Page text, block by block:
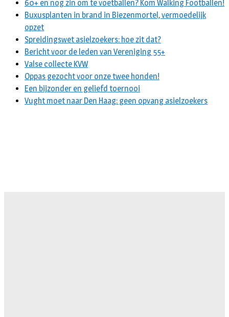
60+ en nog zin om te voetballen? Kom Walking Footballen!
Buxusplanten in brand in Biezenmortel, vermoedelijk
opzet
Spreidingswet asielzoekers: hoe zit dat?
Bericht voor de leden van Vereniging 55+
Valse collecte KVW
Oppas gezocht voor onze twee honden!
Een bijzonder en geliefd toernooi
Vught moet naar Den Haag: geen opvang asielzoekers